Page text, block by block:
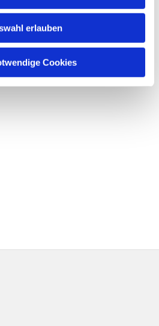
erlauben
Cookies